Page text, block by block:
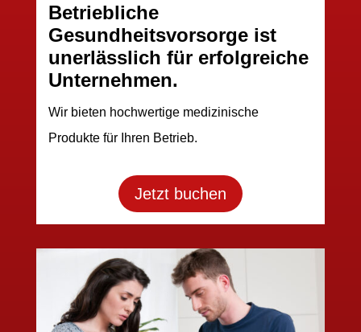
Betriebliche
Gesundheitsvorsorge ist
unerlässlich für erfolgreiche
Unternehmen.
Wir bieten hochwertige medizinische
Produkte für Ihren Betrieb.
Jetzt buchen